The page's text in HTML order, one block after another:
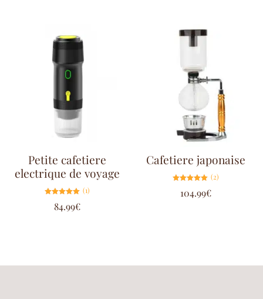
Petite cafetiere
electrique de voyage
5.00
sur 5
(1)
84.99€
Cafetiere japonaise
5.00
sur 5
(2)
104.99€